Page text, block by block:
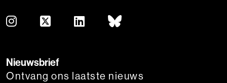
Nieuwsbrief
Ontvang ons laatste nieuws